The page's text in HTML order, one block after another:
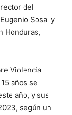
del
Sosa, y
Honduras,
Violencia
años se
año, y sus
según un